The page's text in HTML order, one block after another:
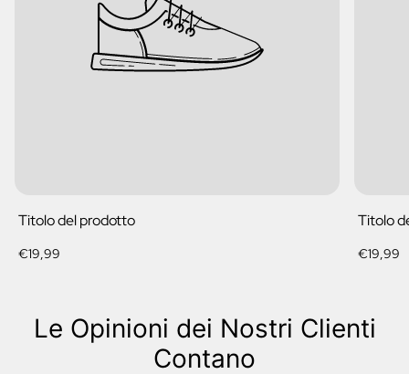
Titolo del prodotto
Prezzo
€19,99
Titolo
Prezzo
€19,99
Le Opinioni dei Nostri Clienti
Contano